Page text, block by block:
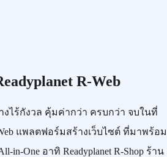
R-Web
งไร้กังวล คุ้มค่ากว่า ครบกว่า จบในที่
แพลตฟอร์มสร้างเว็บไซต์ ที่มาพร้อม
in-Oneอาทิ Readyplanet R-Shopร้าน